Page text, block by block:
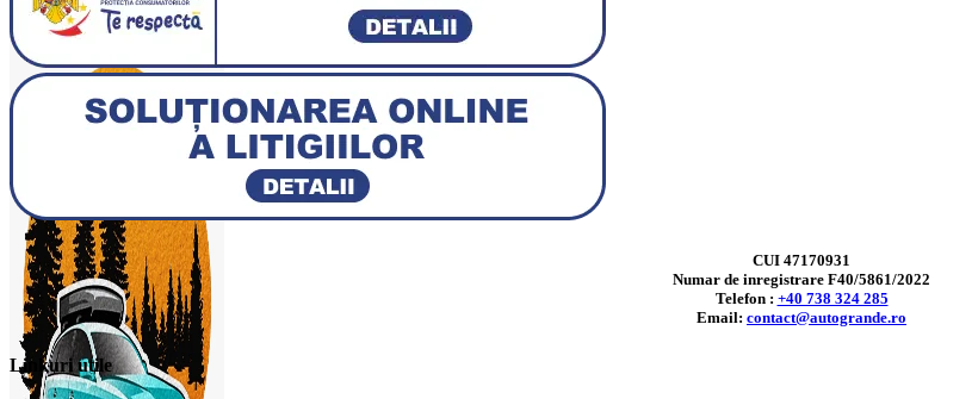
CUI 47170931
Numar de inregistrare F40/5861/2022
Telefon : +40 738 324 285
Email: contact@autogrande.ro
Linkuri utile